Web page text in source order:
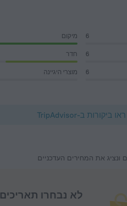
6 מיקום
6 חדר
6 מוצרי היגיינה
ראו ביקורות ב-TripAdvisor
ונציג את המחירים העדכניים
לא נבחרו תאריכים